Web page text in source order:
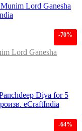
-70%
Lord Ganesha
-64%